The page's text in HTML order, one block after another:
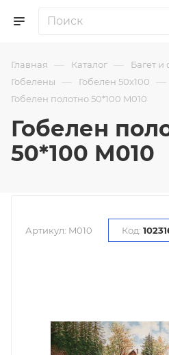
Главная — Каталог — Багет и
Гобелены — Гобелен 50х100 —
Гобелен полотно 50*100 M010
Гобелен
50*100 M010
Артикул: M010 Код: